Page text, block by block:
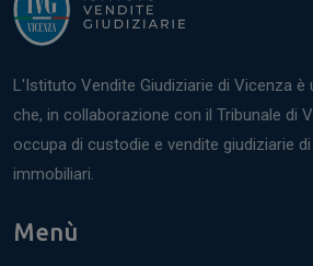
L'Istituto Vendite Giudiziarie di Vicenza è
che, in collaborazione con il Tribunale di
occupa di custodie e vendite giudiziarie
immobiliari.
Menù